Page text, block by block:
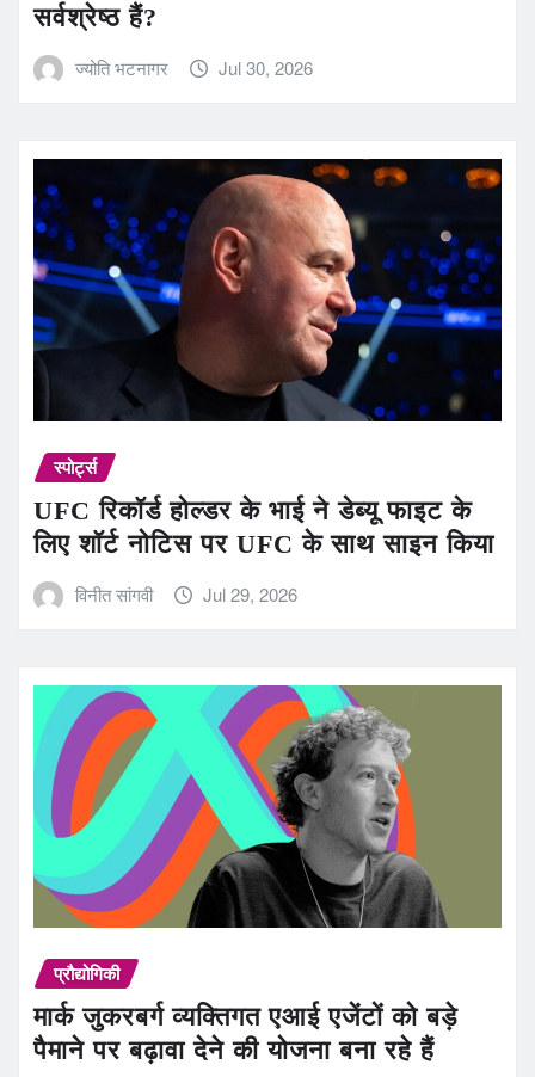
सर्वश्रेष्ठ हैं?
ज्योति भटनागर Jul 30, 2026
स्पोर्ट्स
UFC रिकॉर्ड होल्डर के भाई ने डेब्यू फाइट के
लिए शॉर्ट नोटिस पर UFC के साथ साइन किया
विनीत सांगवी Jul 29, 2026
प्रौद्योगिकी
मार्क जुकरबर्ग व्यक्तिगत एआई एजेंटों को बड़े
पैमाने पर बढ़ावा देने की योजना बना रहे हैं